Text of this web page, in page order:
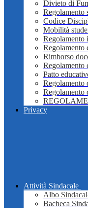
Divieto di
Regolamento
Codice
Mobilità
Regolamento
Regolamento
Rimborso
Regolamento
Patto
Regolamento
Regolamento
Privacy
Attività Sindacale
Albo
Bacheca